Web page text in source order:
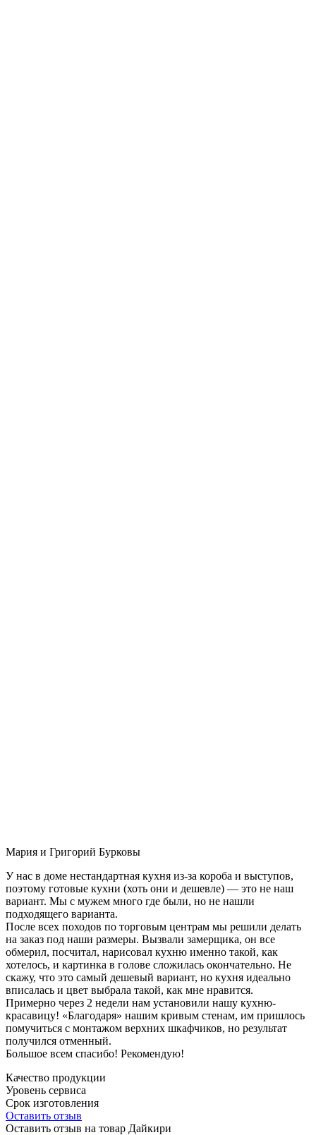
Мария и Григорий Бурковы
У нас в доме нестандартная кухня из-за короба и выступов,
поэтому готовые кухни (хоть они и дешевле) — это не наш
вариант. Мы с мужем много где были, но не нашли
подходящего варианта.
После всех походов по торговым центрам мы решили делать
на заказ под наши размеры. Вызвали замерщика, он все
обмерил, посчитал, нарисовал кухню именно такой, как
хотелось, и картинка в голове сложилась окончательно. Не
скажу, что это самый дешевый вариант, но кухня идеально
вписалась и цвет выбрала такой, как мне нравится.
Примерно через 2 недели нам установили нашу кухню-
красавицу! «Благодаря» нашим кривым стенам, им пришлось
помучиться с монтажом верхних шкафчиков, но результат
получился отменный.
Большое всем спасибо! Рекомендую!
Качество продукции
Уровень сервиса
Срок изготовления
Оставить отзыв
Оставить отзыв на товар Дайкири